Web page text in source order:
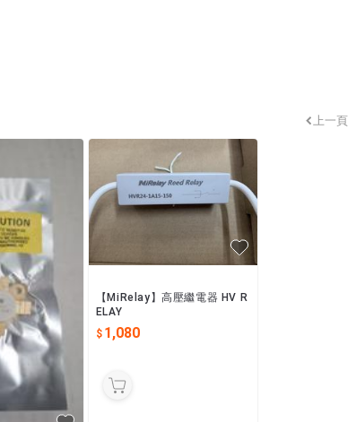
上一頁
【MiRelay】高壓繼電器 HV R
ELAY
1,080